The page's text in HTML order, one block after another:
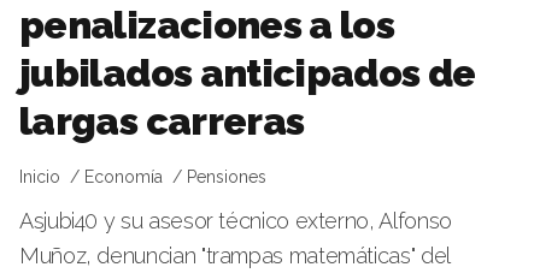
penalizaciones a los
jubilados anticipados de
largas carreras
Inicio Economía Pensiones
Asjubi40 y su asesor técnico externo, Alfonso
Muñoz, denuncian "trampas matemáticas" del